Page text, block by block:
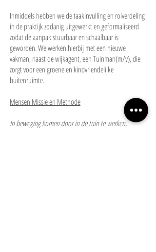
Inmiddels hebben we de taakinvulling en rolverdeling
in de praktijk zodanig uitgewerkt en geformaliseerd
zodat de aanpak stuurbaar en schaalbaar is
geworden. We werken hierbij met een nieuwe
vakman, naast de wijkagent, een Tuinman(m/v), die
zorgt voor een groene en kindvriendelijke
buitenruimte.
Mensen Missie en Methode
In beweging komen door in de tuin te werken,